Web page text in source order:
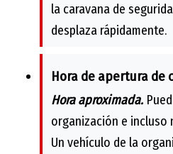
la caravana de
desplaza rápidamente.
Hora de apertura de
Hora aproximada.
organización e incluso
Un vehículo de la